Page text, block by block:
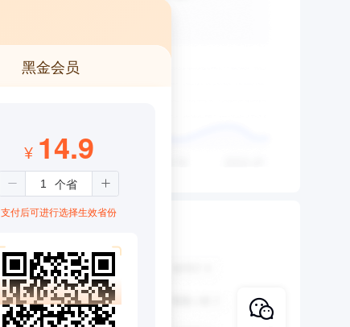
黑金会员
¥ 14.9
支付后可进行选择生效省份